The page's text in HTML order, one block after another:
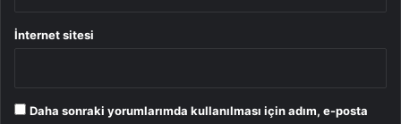
İnternet sitesi
Daha sonraki yorumlarımda kullanılması için adım, e-posta